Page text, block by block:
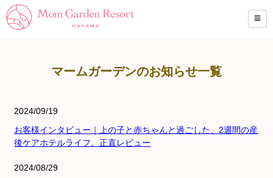
マームガーデンのお知らせ一覧
2024/09/19
お客様インタビュー｜上の子と赤ちゃんと過ごした、2週間の産
後ケアホテルライフ。正直レビュー
2024/08/29